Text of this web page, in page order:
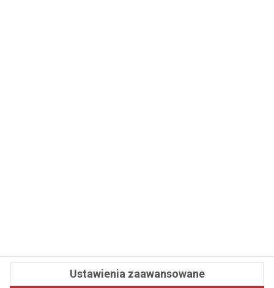
Fit.pl © 2026 Wszystkie prawa zastrzeżone.
Ustawienia zaawansowane